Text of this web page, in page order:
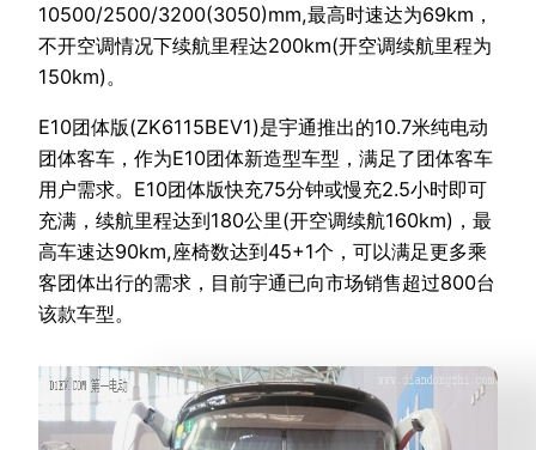
10500/2500/3200(3050)mm,最高时速达为69km，
不开空调情况下续航里程达200km(开空调续航里程为
150km)。
E10团体版(ZK6115BEV1)是宇通推出的10.7米纯电动
团体客车，作为E10团体新造型车型，满足了团体客车
用户需求。E10团体版快充75分钟或慢充2.5小时即可
充满，续航里程达到180公里(开空调续航160km)，最
高车速达90km,座椅数达到45+1个，可以满足更多乘
客团体出行的需求，目前宇通已向市场销售超过800台
该款车型。